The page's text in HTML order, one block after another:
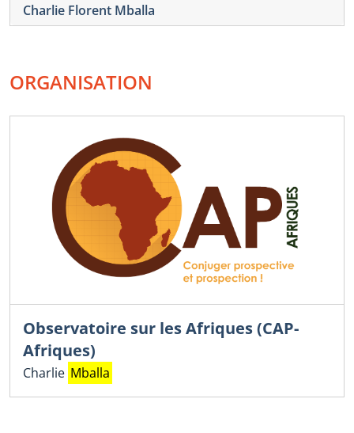
Charlie Florent Mballa
ORGANISATION
Observatoire sur les Afriques (CAP-
Afriques)
Charlie Mballa